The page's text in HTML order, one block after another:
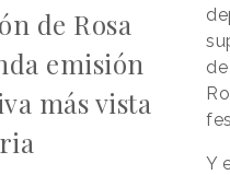
de Rosa
emisión
más vista
Y